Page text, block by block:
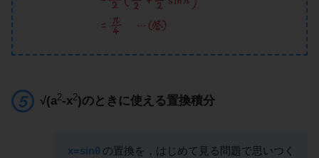
√(a2-x2)のときに使える置換積分
x=sinθ の置換を，はじめて見る問題で思いつく